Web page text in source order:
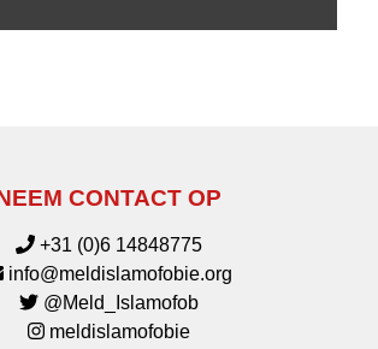
CONTACT OP
+31 (0)6 14848775
info@meldislamofobie.org
@Meld_Islamofob
meldislamofobie